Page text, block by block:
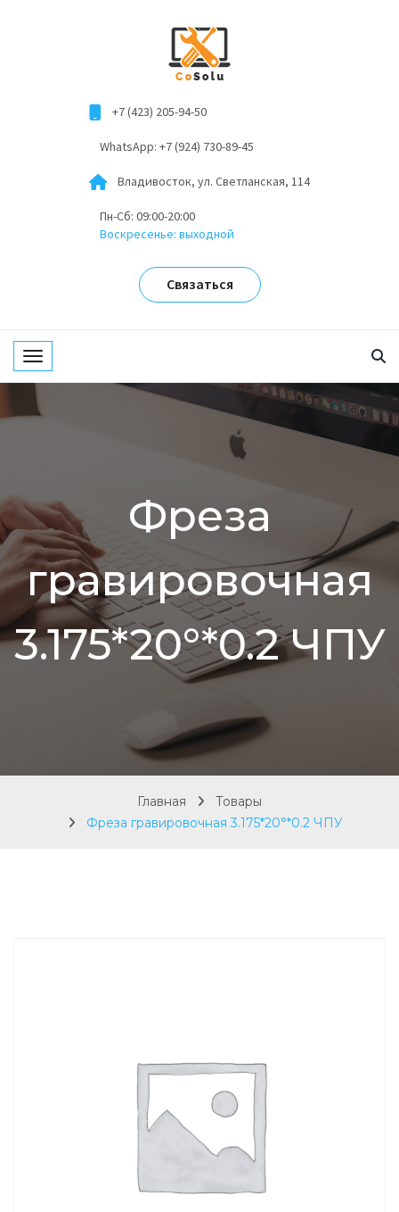
+7 (423) 205-94-50
WhatsApp: +7 (924) 730-89-45
Владивосток, ул. Светланская, 114
Пн-Сб: 09:00-20:00
Воскресенье: выходной
Связаться
Toggle navigation
Фреза
гравировочная
3.175*20°*0.2 ЧПУ
Главная
Товары
Фреза гравировочная 3.175*20°*0.2 ЧПУ